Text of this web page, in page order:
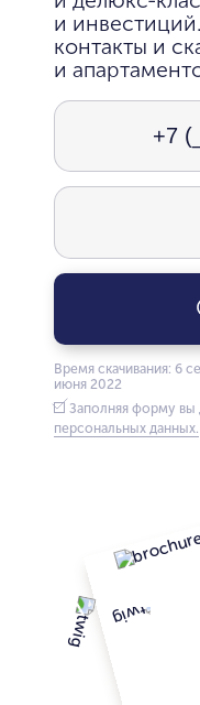
и
контакты и
и
Время скачивания: 6
июня 2022
Заполняя форму вы
персональных данных.